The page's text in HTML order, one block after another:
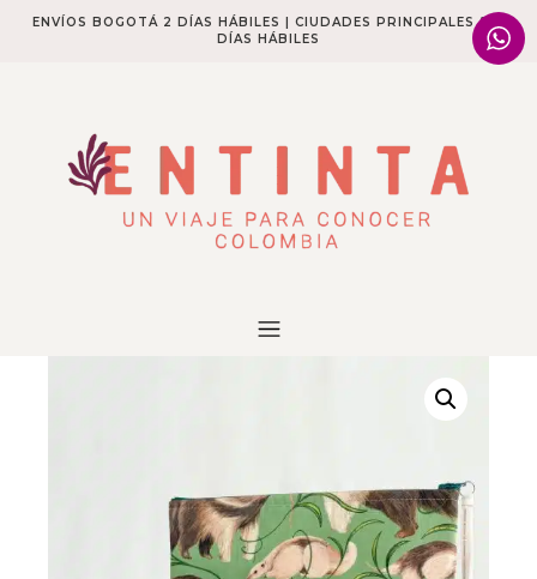
ENVÍOS BOGOTÁ 2 DÍAS HÁBILES | CIUDADES PRINCIPALES 2-4
DÍAS HÁBILES​